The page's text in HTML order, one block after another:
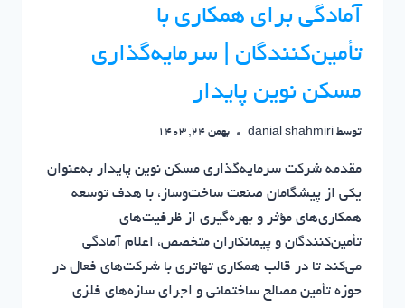
آمادگی برای همکاری با
تأمین‌کنندگان | سرمایه‌گذاری
مسکن نوین پایدار
توسط danial shahmiri بهمن 24, 1403
مقدمه شرکت سرمایه‌گذاری مسکن نوین پایدار به‌عنوان
یکی از پیشگامان صنعت ساخت‌وساز، با هدف توسعه
همکاری‌های مؤثر و بهره‌گیری از ظرفیت‌های
تأمین‌کنندگان و پیمانکاران متخصص، اعلام آمادگی
می‌کند تا در قالب همکاری تهاتری با شرکت‌های فعال در
حوزه تأمین مصالح ساختمانی و اجرای سازه‌های فلزی